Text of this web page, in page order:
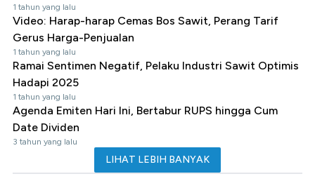
1 tahun yang lalu
Video: Harap-harap Cemas Bos Sawit, Perang Tarif
Gerus Harga-Penjualan
1 tahun yang lalu
Ramai Sentimen Negatif, Pelaku Industri Sawit Optimis
Hadapi 2025
1 tahun yang lalu
Agenda Emiten Hari Ini, Bertabur RUPS hingga Cum
Date Dividen
3 tahun yang lalu
LIHAT LEBIH BANYAK